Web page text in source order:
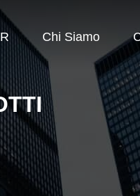
Chi Siamo